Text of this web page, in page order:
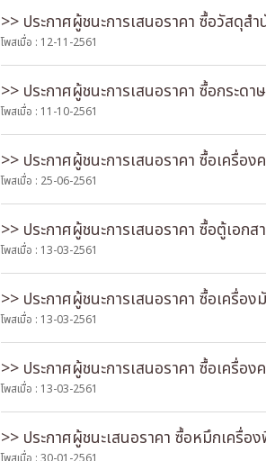
>> ประกาศผู้ชนะการเสนอราคา ซื้อวัสดุส
โพสเมื่อ : 12-11-2561
>> ประกาศผู้ชนะการเสนอราคา ซื้อกระดา
โพสเมื่อ : 11-10-2561
>> ประกาศผู้ชนะการเสนอราคา ซื้อเครื่อง
โพสเมื่อ : 25-06-2561
>> ประกาศผู้ชนะการเสนอราคา ซื้อตู้เอกส
โพสเมื่อ : 13-03-2561
>> ประกาศผู้ชนะการเสนอราคา ซื้อเครื่อง
โพสเมื่อ : 13-03-2561
>> ประกาศผู้ชนะการเสนอราคา ซื้อเครื่อ
โพสเมื่อ : 13-03-2561
>> ประกาศผู้ชนะเสนอราคา ซื้อหมึกเครื่อง